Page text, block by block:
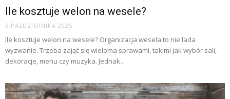
Ile kosztuje welon na wesele?
5 PAŹDZIERNIKA 2025
Ile kosztuje welon na wesele? Organizacja wesela to nie lada
wyzwanie. Trzeba zająć się wieloma sprawami, takimi jak wybór sali,
dekoracje, menu czy muzyka. Jednak...